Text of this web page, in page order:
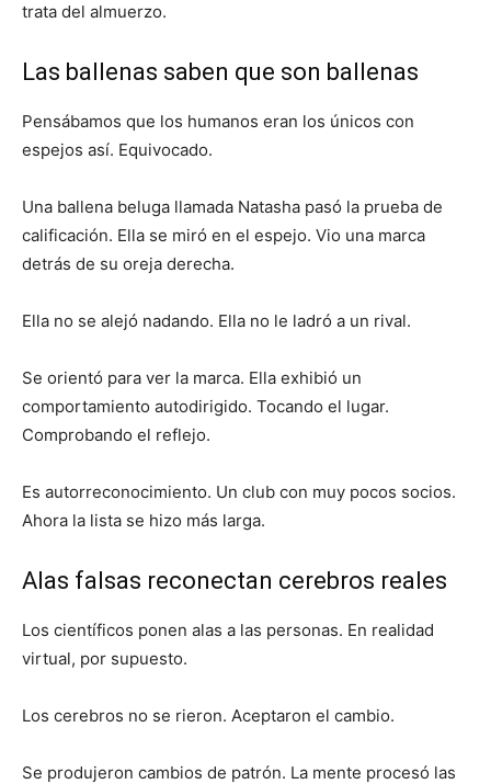
trata del almuerzo.
Las ballenas saben que son ballenas
Pensábamos que los humanos eran los únicos con
espejos así. Equivocado.
Una ballena beluga llamada Natasha pasó la prueba de
calificación. Ella se miró en el espejo. Vio una marca
detrás de su oreja derecha.
Ella no se alejó nadando. Ella no le ladró a un rival.
Se orientó para ver la marca. Ella exhibió un
comportamiento autodirigido. Tocando el lugar.
Comprobando el reflejo.
Es autorreconocimiento. Un club con muy pocos socios.
Ahora la lista se hizo más larga.
Alas falsas reconectan cerebros reales
Los científicos ponen alas a las personas. En realidad
virtual, por supuesto.
Los cerebros no se rieron. Aceptaron el cambio.
Se produjeron cambios de patrón. La mente procesó las